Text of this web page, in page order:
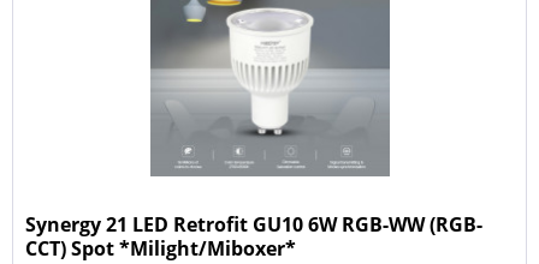
Synergy 21 LED Retrofit GU10 6W RGB-WW (RGB-
CCT) Spot *Milight/Miboxer*